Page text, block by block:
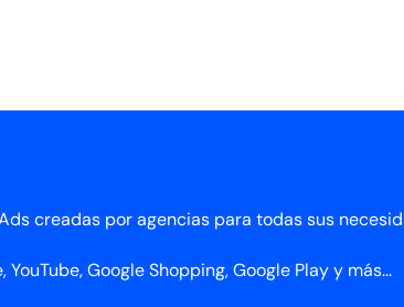
creadas por agencias para todas sus
Google Shopping, Google Play y más...